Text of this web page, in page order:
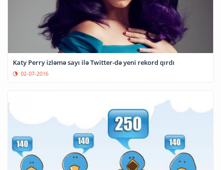
Katy Perry izləmə sayı ilə Twitter-də yeni rekord qırdı
02-07-2016